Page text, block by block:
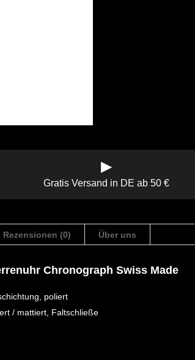
▶
Gratis Versand in DE ab 50 €
Rezensionen (0) Über uns
Chronograph Swiss Made
poliert
/ mattiert, Faltschließe